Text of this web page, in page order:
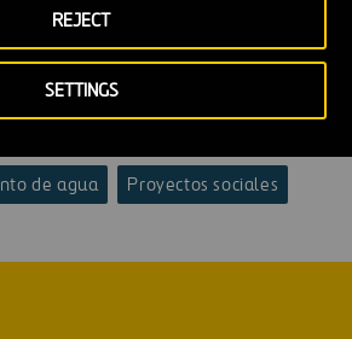
SETTINGS
REJECT
de aguas potables
agua
de agua Proyectos sociales